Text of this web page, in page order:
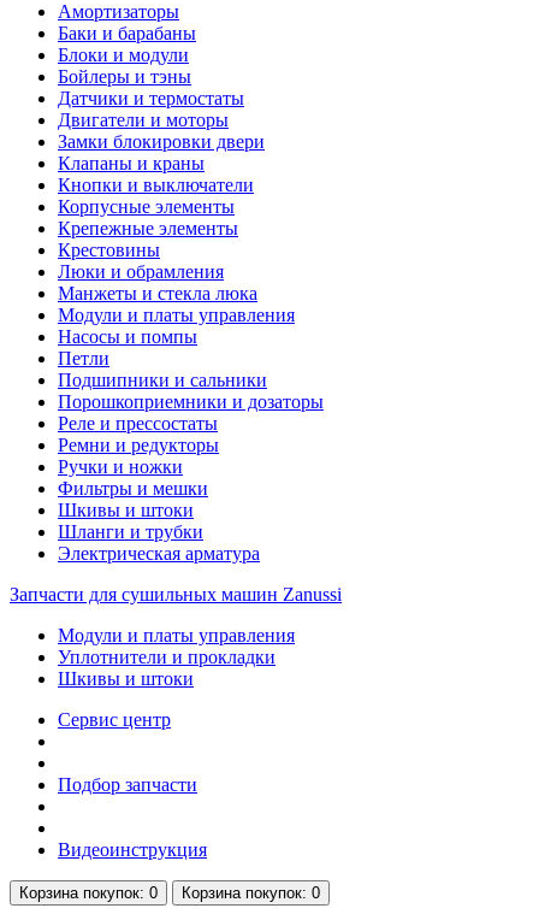
Амортизаторы
Баки и барабаны
Блоки и модули
Бойлеры и тэны
Датчики и термостаты
Двигатели и моторы
Замки блокировки двери
Клапаны и краны
Кнопки и выключатели
Корпусные элементы
Крепежные элементы
Крестовины
Люки и обрамления
Манжеты и стекла люка
Модули и платы управления
Насосы и помпы
Петли
Подшипники и сальники
Порошкоприемники и дозаторы
Реле и прессостаты
Ремни и редукторы
Ручки и ножки
Фильтры и мешки
Шкивы и штоки
Шланги и трубки
Электрическая арматура
Запчасти для сушильных машин Zanussi
Модули и платы управления
Уплотнители и прокладки
Шкивы и штоки
Сервис центр
Подбор запчасти
Видеоинструкция
Корзинапокупок: 0 Корзинапокупок: 0